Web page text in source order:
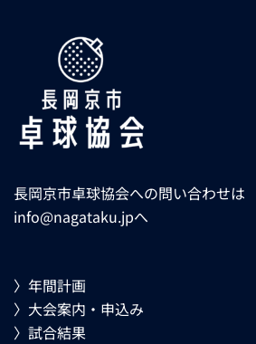
長岡京市卓球協会への問い合わせは
info@nagataku.jpへ
〉年間計画
〉大会案内・申込み
〉試合結果